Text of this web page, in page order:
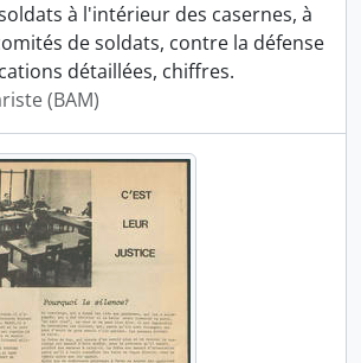
à l'intérieur des casernes, à
de soldats, contre la défense
détaillées, chiffres.
(BAM)